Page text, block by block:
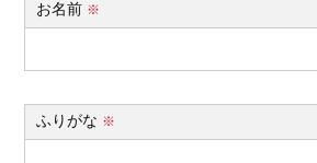
お名前 ※
ふりがな ※